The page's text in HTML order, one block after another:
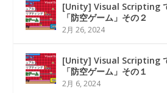
[Unity] Visual Scripting
「防空ゲーム」その２
2月 26, 2024
[Unity] Visual Scripting
「防空ゲーム」その１
2月 6, 2024